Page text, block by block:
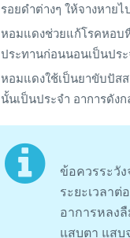
รอยดำต่างๆ ให้จางหายไ
หอมแดงช่วยแก้โรคหอบ
ประทานก่อนนอนเป็นปร
หอมแดงใช้เป็นยาขับปัส
นั้นเป็นประจำ อาการดัง
ข้อควรระวั
ระยะเวลา
อาการหลง
แสบตา แสบ